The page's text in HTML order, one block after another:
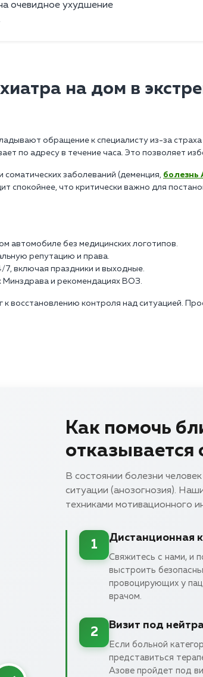
очевидное ухудшение
на дом в
обращение к специалисту из-за
по адресу в течение часа. Это позволяет
заболеваний (деменция, болезнь
что критически важно для
автомобиле без медицинских логотипов.
репутацию и права.
включая праздники и выходные.
Минздрава и рекомендациях ВОЗ.
восстановлению контроля над ситуацией.
Как помочь
отказывается
В состоянии болезни
ситуации (анозогнозия).
техниками мотивационного
1
Дистанционная
Свяжитесь с нами, и
выстроить
провоцирующих у
врачом.
2
Визит под
Если больной
представиться
Азове пройдет под